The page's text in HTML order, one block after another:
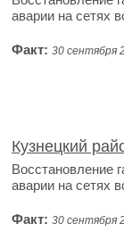
аварии на сетях
Факт: 30 сентября
Кузнецкий
Восстановление
аварии на сетях
Факт: 30 сентября